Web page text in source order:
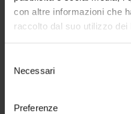
con altre informazioni che
raccolto dal suo utilizzo dei
delNecessari
Preferenze
Dotazioni delle